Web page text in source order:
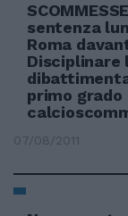
sentenza
Roma
Disciplinare
primo grado
07/08/2011